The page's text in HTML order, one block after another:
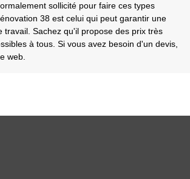
sollicité pour faire ces types
38 est celui qui peut garantir une
travail. Sachez qu'il propose des prix très
à tous. Si vous avez besoin d'un devis,
web.